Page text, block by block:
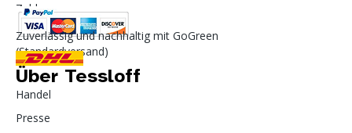
Zahlung
Zuverlässig und nachhaltig mit GoGreen
(Standardversand)
Über Tessloff
Handel
Presse